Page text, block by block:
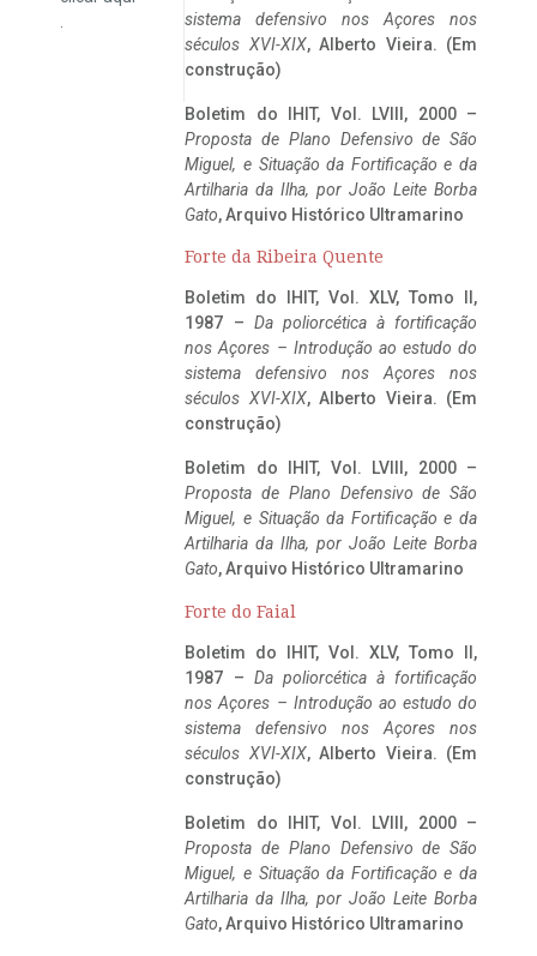
sistema defensivo nos Açores nos
séculos XVI-XIX, Alberto Vieira. (Em
construção)
Boletim do IHIT, Vol. LVIII, 2000 –
Proposta de Plano Defensivo de São
Miguel, e Situação da Fortificação e da
Artilharia da Ilha, por João Leite Borba
Gato, Arquivo Histórico Ultramarino
Forte da Ribeira Quente
Boletim do IHIT, Vol. XLV, Tomo II,
1987 – Da poliorcética à fortificação
nos Açores – Introdução ao estudo do
sistema defensivo nos Açores nos
séculos XVI-XIX, Alberto Vieira. (Em
construção)
Boletim do IHIT, Vol. LVIII, 2000 –
Proposta de Plano Defensivo de São
Miguel, e Situação da Fortificação e da
Artilharia da Ilha, por João Leite Borba
Gato, Arquivo Histórico Ultramarino
Forte do Faial
Boletim do IHIT, Vol. XLV, Tomo II,
1987 – Da poliorcética à fortificação
nos Açores – Introdução ao estudo do
sistema defensivo nos Açores nos
séculos XVI-XIX, Alberto Vieira. (Em
construção)
Boletim do IHIT, Vol. LVIII, 2000 –
Proposta de Plano Defensivo de São
Miguel, e Situação da Fortificação e da
Artilharia da Ilha, por João Leite Borba
Gato, Arquivo Histórico Ultramarino